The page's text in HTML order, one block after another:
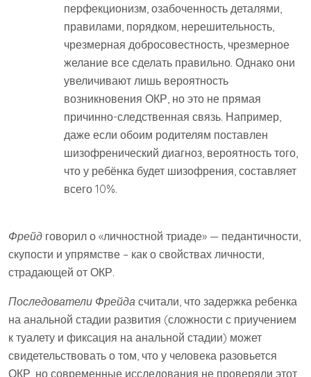
перфекционизм, озабоченность деталями,
правилами, порядком, нерешительность,
чрезмерная добросовестность, чрезмерное
желание все сделать правильно. Однако они
увеличивают лишь вероятность
возникновения ОКР, но это не прямая
причинно-следственная связь. Например,
даже если обоим родителям поставлен
шизофренический диагноз, вероятность того,
что у ребёнка будет шизофрения, составляет
всего 10%.
Фрейд говорил о «личностной триаде» — педантичности,
скупости и упрямстве – как о свойствах личности,
страдающей от ОКР.
Последователи Фрейда считали, что задержка ребенка
на анальной стадии развития (сложности с приучением
к туалету и фиксация на анальной стадии) может
свидетельствовать о том, что у человека разовьется
ОКР, но современные исследования не проверяли этот